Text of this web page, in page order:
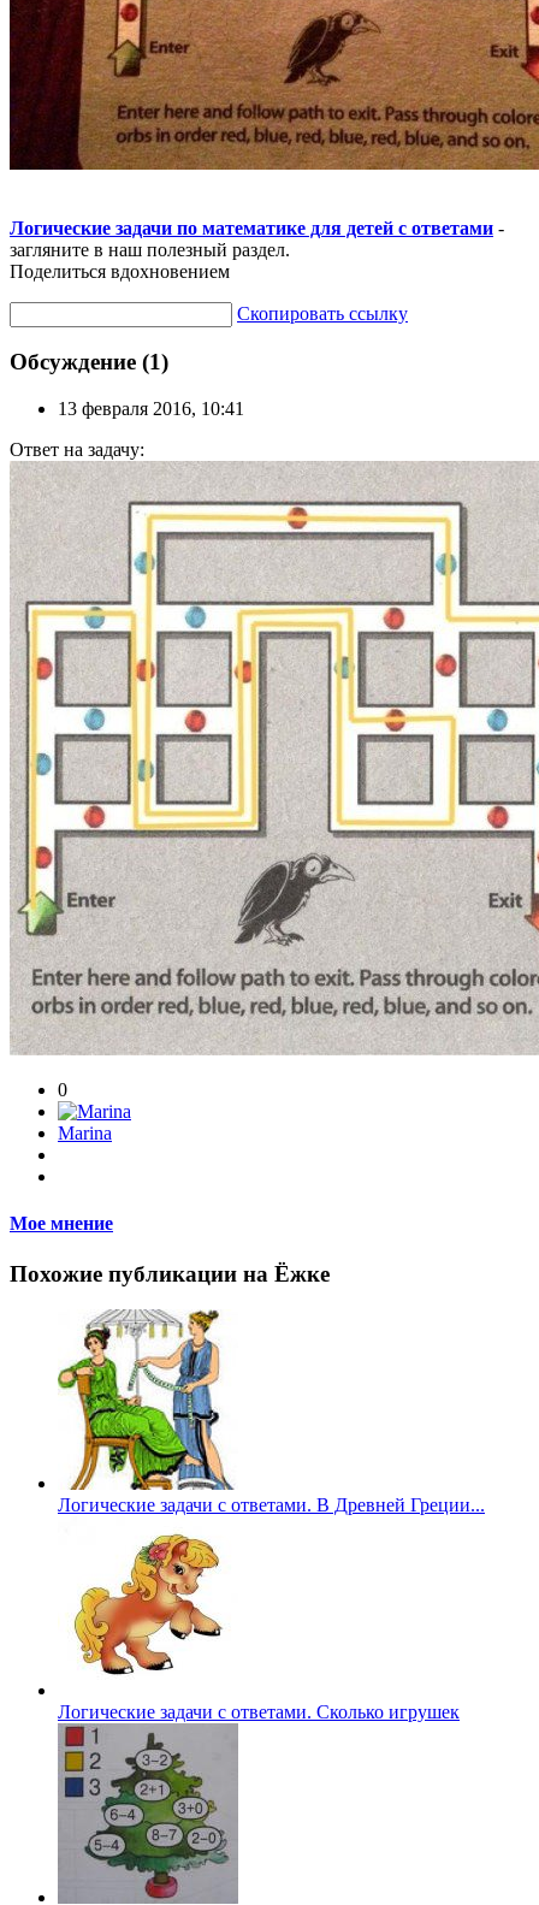
Логические задачи по математике для детей с ответами -
загляните в наш полезный раздел.
Поделиться вдохновением
Скопировать ссылку
Обсуждение (1)
13 февраля 2016, 10:41
Ответ на задачу:
0
Marina
Мое мнение
Похожие публикации на Ёжке
Логические задачи с ответами. В Древней Греции...
Логические задачи с ответами. Сколько игрушек